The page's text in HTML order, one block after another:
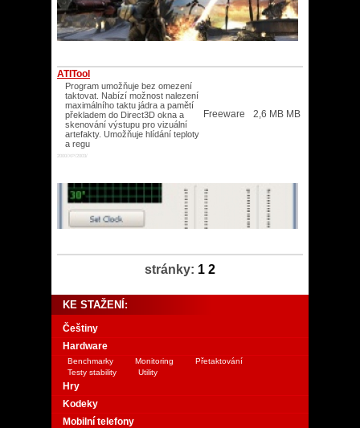
ATITool
Program umožňuje bez omezení
taktovat. Nabízí možnost nalezení
maximálního taktu jádra a pamětí
překladem do Direct3D okna a
skenování výstupu pro vizuální
artefakty. Umožňuje hlídání teploty
a regu
2000/XP/2003/
Freeware 2,6 MB MB
stránky: 1 2
KE STAŽENÍ:
Češtiny
Hardware
Benchmarky Monitoring
Přetaktování
Testy stability
Utility
Hry
Kodeky
Mobilní telefony